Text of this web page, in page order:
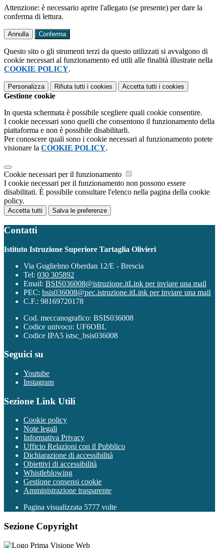
Attenzione: è necessario aprire l'allegato (se presente) per dare la
conferma di lettura.
Annulla Conferma
Questo sito o gli strumenti terzi da questo utilizzati si avvalgono di
cookie necessari al funzionamento ed utili alle finalità illustrate nella
COOKIE POLICY.
Personalizza Rifiuta tutti i cookies Accetta tutti i cookies
Gestione cookie
In questa schermata è possibile scegliere quali cookie consentire.
I cookie necessari sono quelli che consentono il funzionamento della
piattaforma e non è possibile disabilitarli.
Per conoscere quali sono i cookie necessari al funzionamento potete
visionare la COOKIE POLICY.
Cookie necessari per il funzionamento
I cookie necessari per il funzionamento non possono essere
disabilitati. È possibile consultare l'elenco nella pagina della cookie
policy.
Accetta tutti Salva le preferenze
Contatti
Istituto Istruzione Superiore Tartaglia Olivieri
Via Guglielmo Oberdan 12/E - Brescia
Tel: 030 305892
Email: BSIS036008@istruzione.itLink per inviare una mail
PEC: bsis036008@pec.istruzione.itLink per inviare una mail
C.F.: 98169720178
Cod. meccanografico: BSIS036008
Codice univoco: UF6OBL
Codice IPA5 istsc_bsis036008
Seguici su
Youtube
Instagram
Sezione Link Utili
Cookie policy
Note legali
Informativa Privacy
Ufficio Relazioni con il Pubblico
Dichiarazione di accessibilità
Obiettivi di accessibilità
Whistleblowing
Gestione consensi cookie
Amministrazione trasparente
Pagina visualizzata 5777 volte
Sezione Copyright